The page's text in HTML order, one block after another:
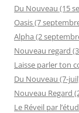
Du Nouveau (15
Oasis (7
Alpha (2
Nouveau regard
Laisse parler ton
Du Nouveau (7-
Nouveau Regard
Le Réveil par